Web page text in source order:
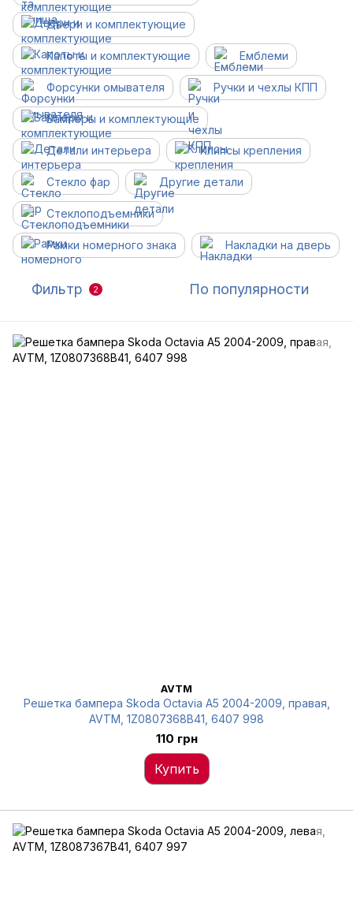
Двери и комплектующие
Капоты и комплектующие Емблеми
Форсунки омывателя Ручки и чехлы КПП
Бамперы и комплектующие
Детали интерьера Клипсы крепления
Стекло фар Другие детали
Cтеклоподъемники
Рамки номерного знака Накладки на дверь
Фильтр 2 По популярности
AVTM
Решетка бампера Skoda Octavia A5 2004-2009, правая,
AVTM, 1Z0807368B41, 6407 998
110 грн
Купить